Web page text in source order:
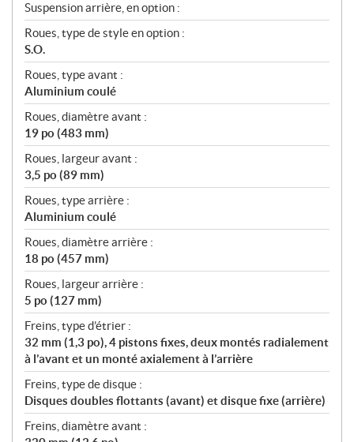
Suspension arrière, en option :
Roues, type de style en option :
S.O.
Roues, type avant :
Aluminium coulé
Roues, diamètre avant :
19 po (483 mm)
Roues, largeur avant :
3,5 po (89 mm)
Roues, type arrière :
Aluminium coulé
Roues, diamètre arrière :
18 po (457 mm)
Roues, largeur arrière :
5 po (127 mm)
Freins, type d’étrier :
32 mm (1,3 po), 4 pistons fixes, deux montés radialement
à l’avant et un monté axialement à l’arrière
Freins, type de disque :
Disques doubles flottants (avant) et disque fixe (arrière)
Freins, diamètre avant :